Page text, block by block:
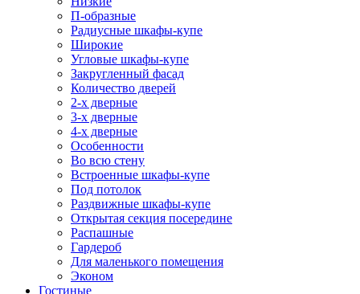
П-образные
Радиусные шкафы-купе
Широкие
Угловые шкафы-купе
Закругленный фасад
Количество дверей
2-х дверные
3-х дверные
4-х дверные
Особенности
Во всю стену
Встроенные шкафы-купе
Под потолок
Раздвижные шкафы-купе
Открытая секция посередине
Распашные
Гардероб
Для маленького помещения
Эконом
Гостиные